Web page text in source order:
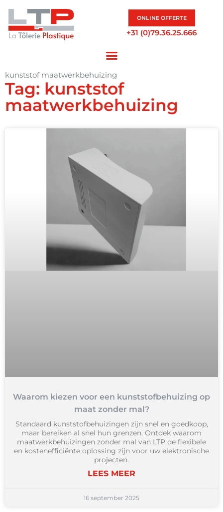
ONLINE OFFERTE
+31 (0)79.36.25.666
kunststof maatwerkbehuizing
Tag: kunststof
maatwerkbehuizing
Waarom kiezen voor een kunststofbehuizing op
maat zonder mal?
Standaard kunststofbehuizingen zijn snel en goedkoop,
maar bereiken al snel hun grenzen. Ontdek waarom
maatwerkbehuizingen zonder mal van LTP de flexibele
en kostenefficiënte oplossing zijn voor uw elektronische
projecten.
LEES MEER
16 september 2025